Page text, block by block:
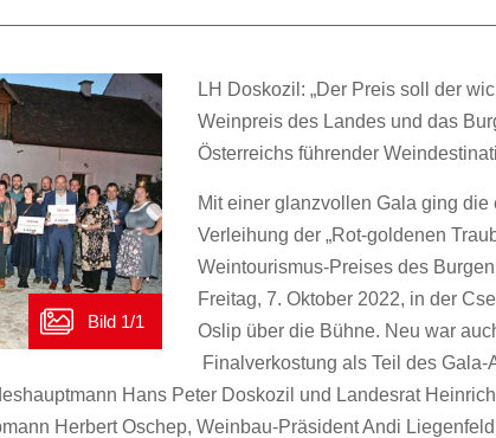
LH Doskozil: „Der Preis soll der
Weinpreis des Landes und das
Österreichs führender
Mit einer glanzvollen Gala ging die
Verleihung der „Rot-goldenen
Weintourismus-Preises des
Freitag, 7. Oktober 2022, in der
Oslip über die Bühne. Neu war
Finalverkostung als Teil des Gala-
Hans Peter Doskozil und Landesrat
Herbert Oschep, Weinbau-Präsident Andi